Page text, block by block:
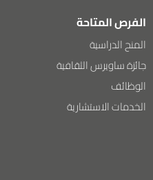
الفرص المتاحة
المنح الدراسية
جائزة ساويرس الثقافية
الوظائف
الخدمات الاستشارية